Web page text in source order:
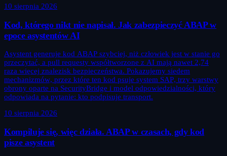
10 sierpnia 2026
Kod, którego nikt nie napisał. Jak zabezpieczyć ABAP w
epoce asystentów AI
Asystent generuje kod ABAP szybciej, niż człowiek jest w stanie go
przeczytać, a pull requesty współtworzone z AI mają nawet 2,74
raza więcej znalezisk bezpieczeństwa. Pokazujemy siedem
mechanizmów, przez które ten kod psuje system SAP, trzy warstwy
obrony oparte na SecurityBridge i model odpowiedzialności, który
odpowiada na pytanie: kto podpisuje transport.
10 sierpnia 2026
Kompiluje się, więc działa. ABAP w czasach, gdy kod
pisze asystent